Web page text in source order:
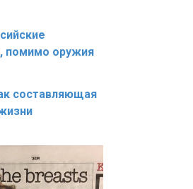
помимо оружия
составляющая